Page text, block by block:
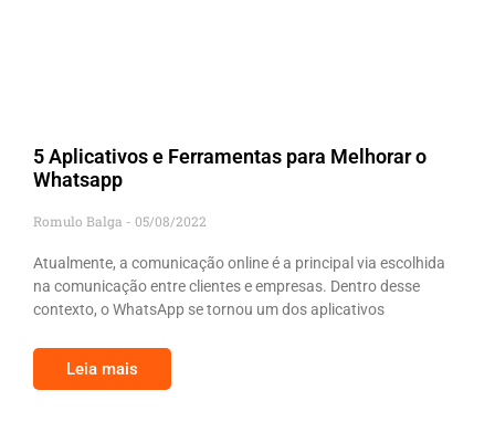
5 Aplicativos e Ferramentas para Melhorar o
Whatsapp
Romulo Balga 05/08/2022
Atualmente, a comunicação online é a principal via escolhida
na comunicação entre clientes e empresas. Dentro desse
contexto, o WhatsApp se tornou um dos aplicativos
Leia mais